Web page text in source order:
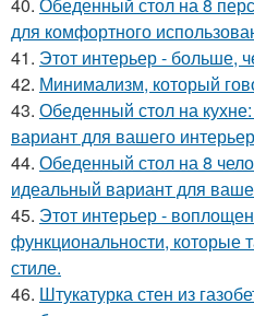
для комфортного
41. Этот интерьер - больше,
42. Минимализм, который
43. Обеденный стол на
вариант для вашего
44. Обеденный стол на 8
идеальный вариант для
45. Этот интерьер -
функциональности, которые
стиле.
46. Штукатурка стен из